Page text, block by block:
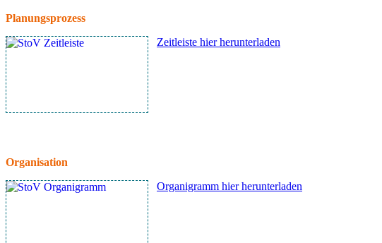
Planungsprozess
Zeitleiste hier herunterladen
Organisation
Organigramm hier herunterladen